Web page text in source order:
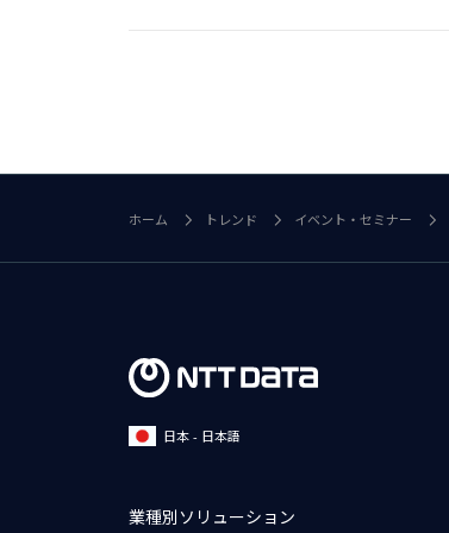
ホーム トレンド イベント・セミナー
日本 - 日本語
業種別ソリューション